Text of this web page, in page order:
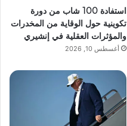
استفادة 100 شاب من دورة
تكوينية حول الوقاية من المخدرات
والمؤثرات العقلية في إنشيري
أغسطس 10, 2026